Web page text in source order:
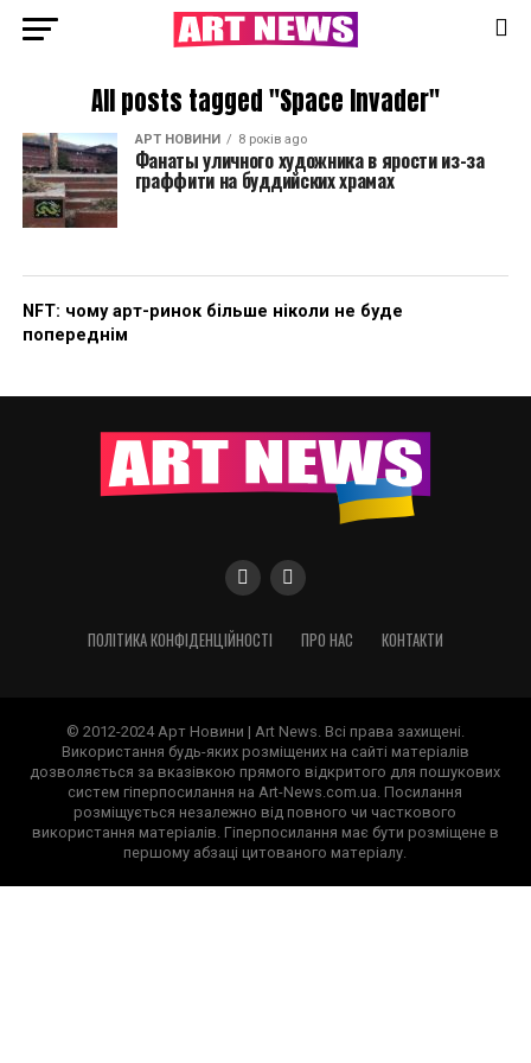
All posts tagged "Space Invader"
АРТ НОВИНИ 8 років ago
Фанаты уличного художника в ярости из-за
граффити на буддийских храмах
NFT: чому арт-ринок більше ніколи не буде
попереднім
ПОЛІТИКА КОНФІДЕНЦІЙНОСТІ ПРО НАС КОНТАКТИ
© 2012-2024 Арт Новини | Art News. Всі права захищені.
Використання будь-яких розміщених на сайті матеріалів
дозволяється за вказівкою прямого відкритого для пошукових
систем гіперпосилання на Art-News.com.ua. Посилання
розміщується незалежно від повного чи часткового
використання матеріалів. Гіперпосилання має бути розміщене в
першому абзаці цитованого матеріалу.